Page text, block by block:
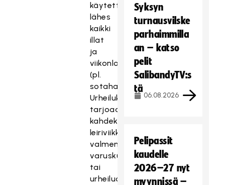
käytettävissä
lähes
kaikki
illat
ja
viikonloput
(pl.
sotaharjoitukset).
Urheilukoulu
tarjoaa
kahdeksan
leiriviikkoa
valmentautumiseen
varuskunnassa
tai
urheiluopistoilla.
Syksyn
turnausvilske
parhaimmilla
an – katso
pelit
SalibandyTV:s
tä
06.08.2026
Pelipassit
kaudelle
2026–27 nyt
myynnissä –